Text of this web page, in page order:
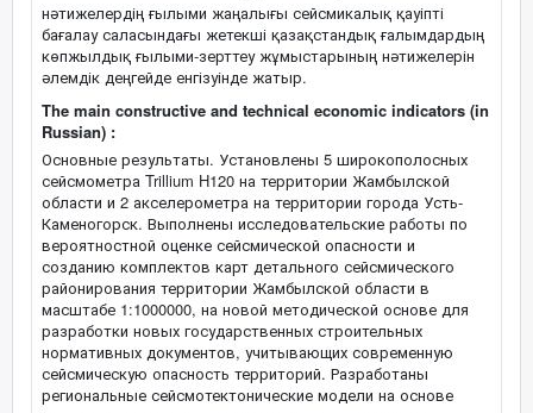
нәтижелердің ғылыми жаңалығы сейсмикалық қауіпті
бағалау саласындағы жетекші қазақстандық ғалымдардың
көпжылдық ғылыми-зерттеу жұмыстарының нәтижелерін
әлемдік деңгейде енгізуінде жатыр.
The main constructive and technical economic indicators (in
Russian) :
Основные результаты. Установлены 5 широкополосных
сейсмометра Trillium H120 на территории Жамбылской
области и 2 акселерометра на территории города Усть-
Каменогорск. Выполнены исследовательские работы по
вероятностной оценке сейсмической опасности и
созданию комплектов карт детального сейсмического
районирования территории Жамбылской области в
масштабе 1:1000000, на новой методической основе для
разработки новых государственных строительных
нормативных документов, учитывающих современную
сейсмическую опасность территорий. Разработаны
региональные сейсмотектонические модели на основе